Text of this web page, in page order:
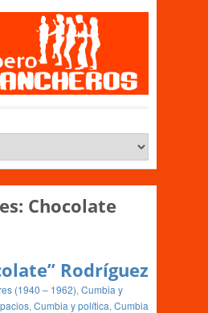
Chocolate
Rodríguez
(1940 – 1962), Cumbia y
, Cumbia y política, Cumbia